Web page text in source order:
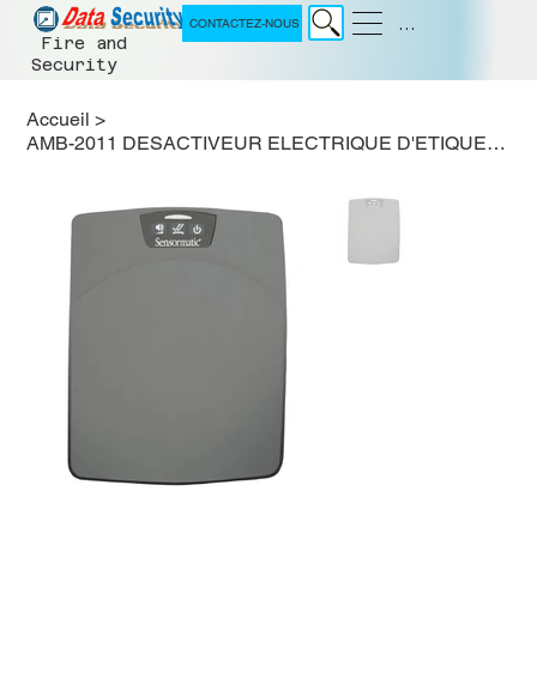
Fire and
Security
Menu
CONTACTEZ-NOUS
Accueil >
AMB-2011 DESACTIVEUR ELECTRIQUE D'ETIQUETTES